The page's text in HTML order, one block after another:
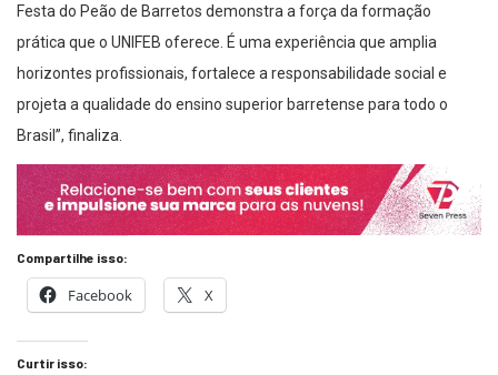
Festa do Peão de Barretos demonstra a força da formação
prática que o UNIFEB oferece. É uma experiência que amplia
horizontes profissionais, fortalece a responsabilidade social e
projeta a qualidade do ensino superior barretense para todo o
Brasil”, finaliza.
Compartilhe isso:
Facebook X
Curtir isso: